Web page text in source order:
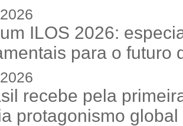
ILOS 2026:
para o futuro
recebe pela
protagonismo